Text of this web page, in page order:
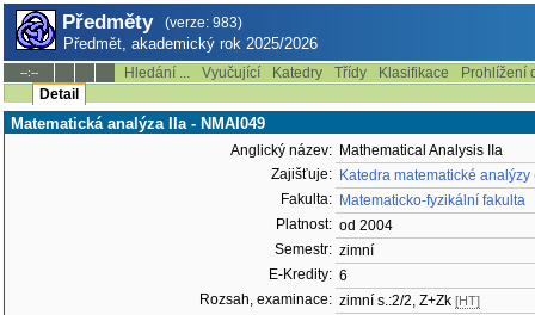
Předměty (verze: 983)
Předmět, akademický rok 2025/2026
--:-- Hledání ... Vyučující Katedry Třídy Klasifikace
Prohlížení
Detail
Matematická analýza IIa - NMAI049
Anglický název: Mathematical Analysis IIa
Zajišťuje: Katedra matematické analýzy
Fakulta: Matematicko-fyzikální fakulta
Platnost: od 2004
Semestr: zimní
E-Kredity: 6
Rozsah, examinace: zimní s.:2/2, Z+Zk [HT]